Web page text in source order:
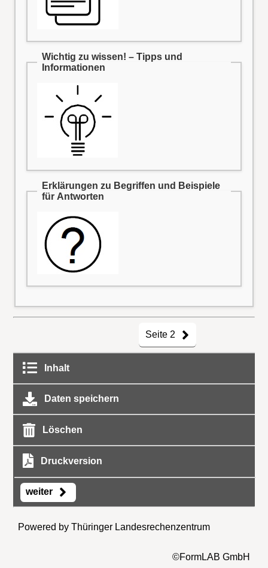
Wichtig zu wissen! – Tipps und
Informationen
Erklärungen zu Begriffen und Beispiele
für Antworten
Seite 2
Inhalt
Daten speichern
Löschen
Druckversion
weiter
Powered by Thüringer Landesrechenzentrum
©FormLAB GmbH